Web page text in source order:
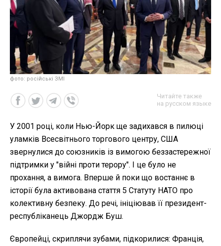
фото: російські ЗМІ
Читайте также
на русском языке
У 2001 році, коли Нью-Йорк ще задихався в пилюці
уламків Всесвітнього торгового центру, США
звернулися до союзників із вимогою беззастережної
підтримки у "війні проти терору". І це було не
прохання, а вимога. Вперше й поки що востаннє в
історії була активована стаття 5 Статуту НАТО про
колективну безпеку. До речі, ініціював її президент-
республіканець Джордж Буш.
Європейці, скриплячи зубами, підкорилися: Франція,